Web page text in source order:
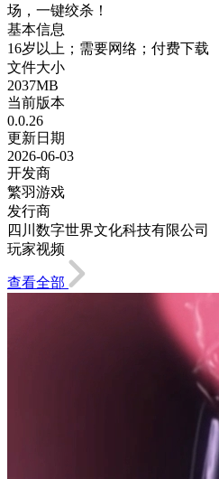
场，一键绞杀！
基本信息
16岁以上；需要网络；付费下载
文件大小
2037MB
当前版本
0.0.26
更新日期
2026-06-03
开发商
繁羽游戏
发行商
四川数字世界文化科技有限公司
玩家视频
查看全部